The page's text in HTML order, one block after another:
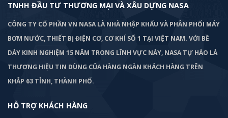
TNHH ĐẦU TƯ THƯƠNG MẠI VÀ XÂU DỰNG NASA
CÔNG TY CỔ PHẦN VN NASA LÀ NHÀ NHẬP KHẨU VÀ PHÂN PHỐI MÁY
BƠM NƯỚC, THIẾT BỊ ĐIỆN CƠ, CƠ KHÍ SỐ 1 TẠI VIỆT NAM. VỚI BỀ
DÀY KINH NGHIỆM 15 NĂM TRONG LĨNH VỰC NÀY, NASA TỰ HÀO LÀ
THƯƠNG HIỆU TIN DÙNG CỦA HÀNG NGÀN KHÁCH HÀNG TRÊN
KHẮP 63 TỈNH, THÀNH PHỐ.
HỖ TRỢ KHÁCH HÀNG